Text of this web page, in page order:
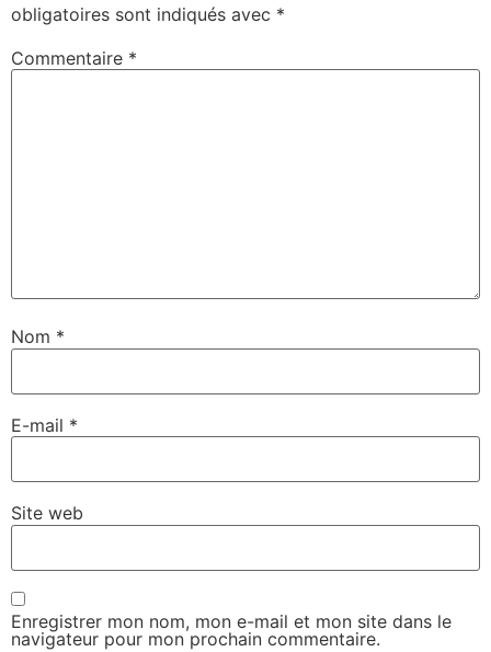
obligatoires sont indiqués avec *
Commentaire *
Nom *
E-mail *
Site web
Enregistrer mon nom, mon e-mail et mon site dans le
navigateur pour mon prochain commentaire.